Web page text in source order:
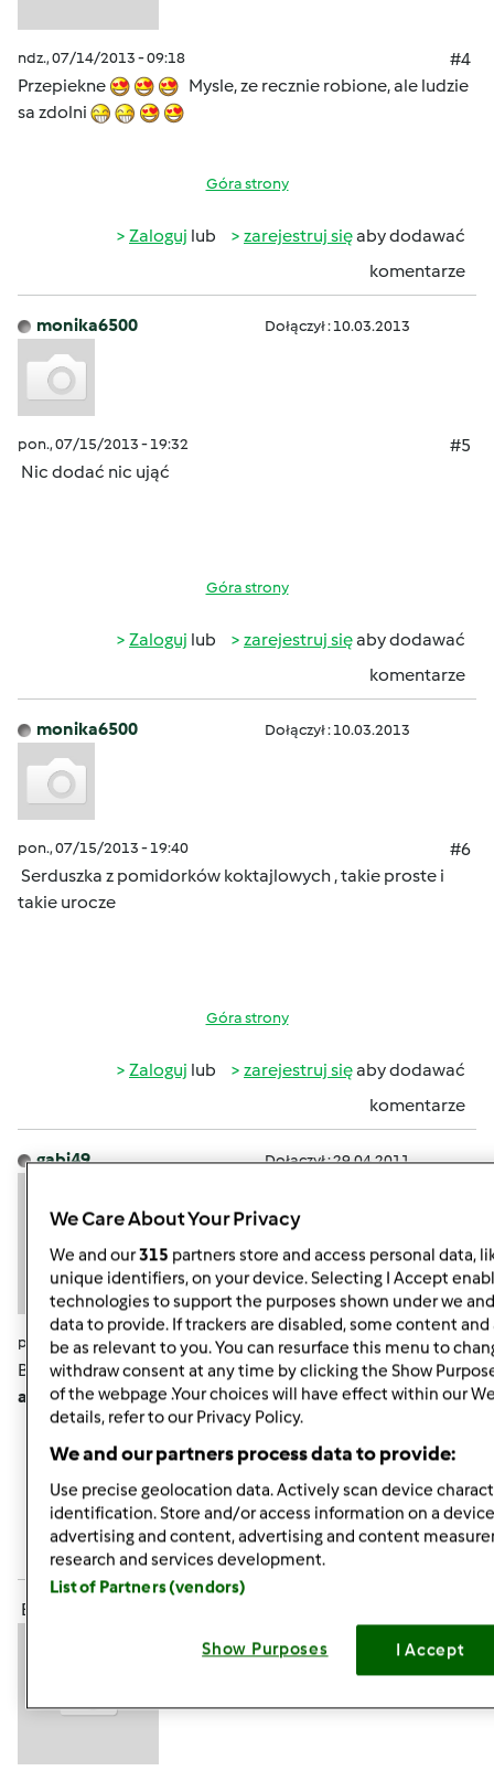
ndz., 07/14/2013 - 09:18
#4
Przepiekne
Mysle, ze recznie robione, ale ludzie
sa zdolni
Góra strony
Zaloguj lub zarejestruj sięaby dodawać
komentarze
monika6500 Dołączył : 10.03.2013
pon., 07/15/2013 - 19:32
#5
Nic dodać nic ująć
Góra strony
Zaloguj lub zarejestruj sięaby dodawać
komentarze
monika6500 Dołączył : 10.03.2013
pon., 07/15/2013 - 19:40
#6
Serduszka z pomidorków koktajlowych , takie proste i
takie urocze
Góra strony
Zaloguj lub zarejestruj sięaby dodawać
komentarze
gabi49 Dołączył : 29.04.2011
pon., 07/15/2013 - 19:50
#7
Brak słów zachwytu!!!!!! TakMonisiu, piękne i proste. No,
ale trzeba na to "wpaść"
Góra strony
Zalogujlub zarejestruj sięaby dodawać
ElaK (niezweryfikowany)
We Care About Your Privacy
We and our315 partners store and access personal data,
unique identifiers, on your device. Selecting I Accept
technologies to support the purposes shown under we
data to provide. If trackers are disabled, some content and
be as relevant to you. You can resurface this menu to
withdraw consent at any time by clicking the Show
of the webpage .Your choices will have effect within our
details, refer to our Privacy Policy.
We and our partners process data to provide:
Use precise geolocation data. Actively scan device
identification. Store and/or access information on a
advertising and content, advertising and content
research and services development.
List of Partners (vendors)
Show Purposes I Accept